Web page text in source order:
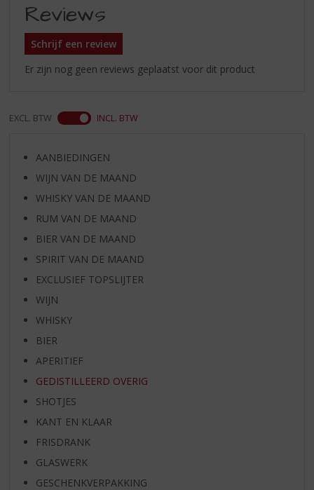
Reviews
Schrijf een review
Er zijn nog geen reviews geplaatst voor dit product
EXCL. BTW INCL. BTW
AANBIEDINGEN
WIJN VAN DE MAAND
WHISKY VAN DE MAAND
RUM VAN DE MAAND
BIER VAN DE MAAND
SPIRIT VAN DE MAAND
EXCLUSIEF TOPSLIJTER
WIJN
WHISKY
BIER
APERITIEF
GEDISTILLEERD OVERIG
SHOTJES
KANT EN KLAAR
FRISDRANK
GLASWERK
GESCHENKVERPAKKING